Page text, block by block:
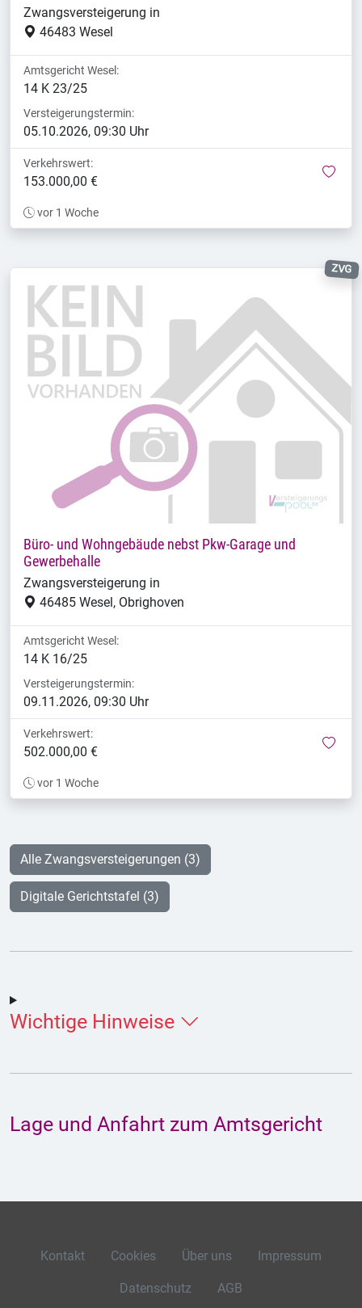
Zwangsversteigerung in
46483 Wesel
Amtsgericht Wesel:
14 K 23/25
Versteigerungstermin:
05.10.2026, 09:30 Uhr
Verkehrswert:
153.000,00 €
vor 1 Woche
ZVG
Büro- und Wohngebäude nebst Pkw-Garage und
Gewerbehalle
Zwangsversteigerung in
46485 Wesel, Obrighoven
Amtsgericht Wesel:
14 K 16/25
Versteigerungstermin:
09.11.2026, 09:30 Uhr
Verkehrswert:
502.000,00 €
vor 1 Woche
Alle Zwangsversteigerungen (3)
Digitale Gerichtstafel (3)
Wichtige Hinweise
Lage und Anfahrt zum Amtsgericht
Kontakt Cookies Über uns Impressum
Datenschutz AGB